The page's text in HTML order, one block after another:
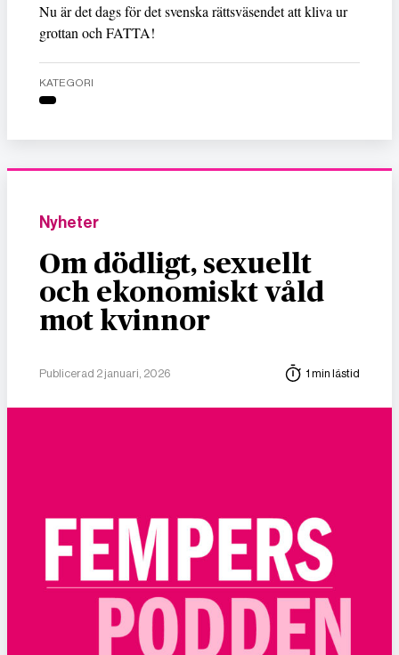
Nu är det dags för det svenska rättsväsendet att kliva ur
grottan och FATTA!
KATEGORI
Nyheter
Om dödligt, sexuellt
och ekonomiskt våld
mot kvinnor
Publicerad 2 januari, 2026 1 min lästid